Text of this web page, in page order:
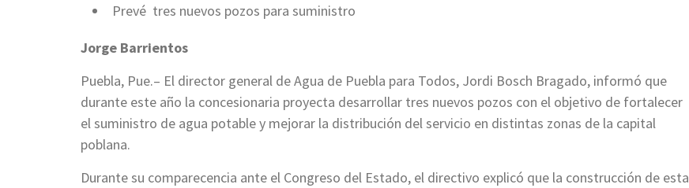
Prevé tres nuevos pozos para suministro
Jorge Barrientos
Puebla, Pue.– El director general de Agua de Puebla para Todos, Jordi Bosch Bragado, informó que
durante este año la concesionaria proyecta desarrollar tres nuevos pozos con el objetivo de fortalecer
el suministro de agua potable y mejorar la distribución del servicio en distintas zonas de la capital
poblana.
Durante su comparecencia ante el Congreso del Estado, el directivo explicó que la construcción de esta